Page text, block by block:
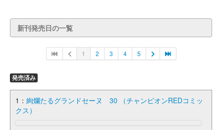
新刊発売日の一覧
1 2 3 4 5
発売済み
1： 絢爛たるグランドセーヌ 30 （チャンピオンREDコミッ
クス）